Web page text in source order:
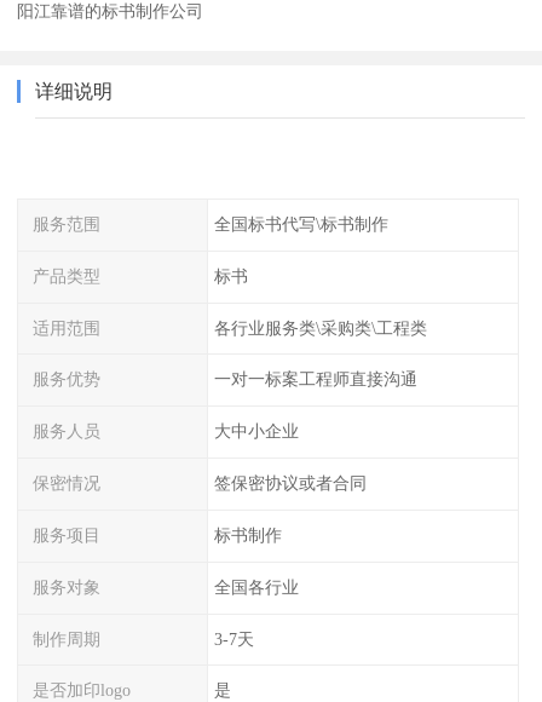
阳江靠谱的标书制作公司
详细说明
服务范围 全国标书代写\标书制作
产品类型 标书
适用范围 各行业服务类\采购类\工程类
服务优势 一对一标案工程师直接沟通
服务人员 大中小企业
保密情况 签保密协议或者合同
服务项目 标书制作
服务对象 全国各行业
制作周期 3-7天
是否加印logo 是